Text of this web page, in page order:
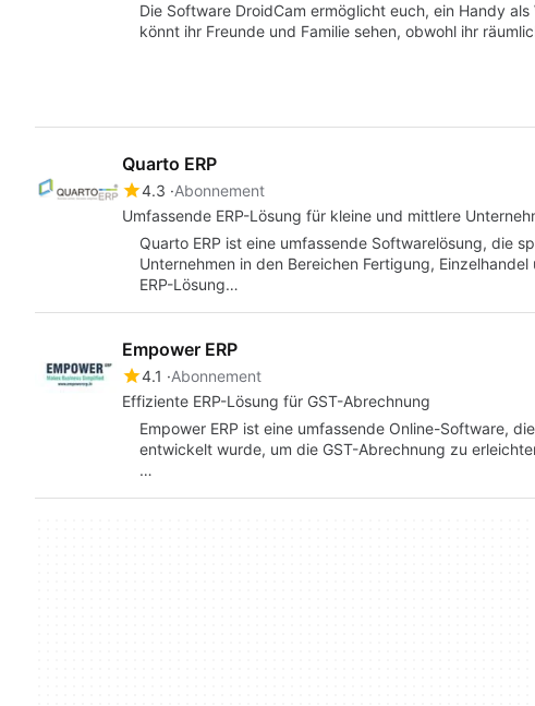
Die Software DroidCam ermöglicht euch, ein Handy
könnt ihr Freunde und Familie sehen, obwohl ihr
Quarto ERP
4.3 Abonnement
Umfassende ERP-Lösung für kleine und mittlere
Quarto ERP ist eine umfassende Softwarelösung, die
Unternehmen in den Bereichen Fertigung,
ERP-Lösung…
Empower ERP
4.1
Abonnement
Effiziente ERP-Lösung für GST-Abrechnung
Empower ERP ist eine umfassende Online-Software,
entwickelt wurde, um die GST-Abrechnung zu
…